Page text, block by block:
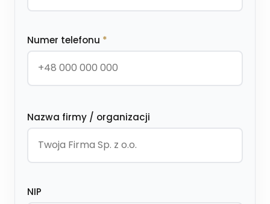
Numer telefonu *
Nazwa firmy / organizacji
NIP